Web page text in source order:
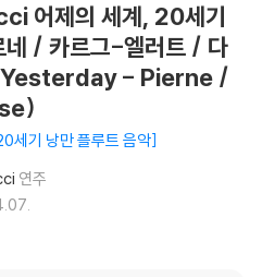
어제의 세계, 20세기
네 / 카르그-엘러트 / 다
- Pierne /
세기 낭만 플루트 음악
연주